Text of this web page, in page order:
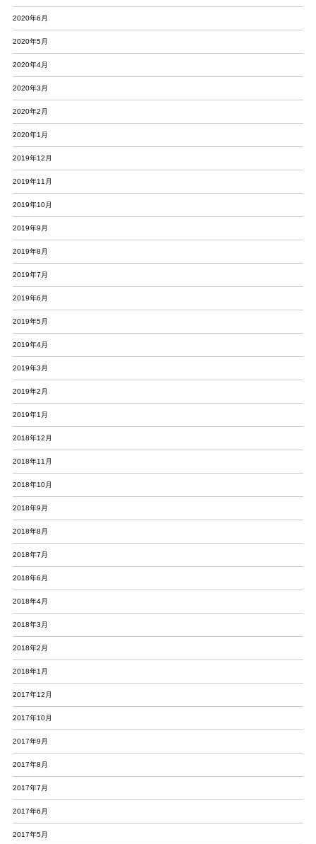
2020年6月
2020年5月
2020年4月
2020年3月
2020年2月
2020年1月
2019年12月
2019年11月
2019年10月
2019年9月
2019年8月
2019年7月
2019年6月
2019年5月
2019年4月
2019年3月
2019年2月
2019年1月
2018年12月
2018年11月
2018年10月
2018年9月
2018年8月
2018年7月
2018年6月
2018年4月
2018年3月
2018年2月
2018年1月
2017年12月
2017年10月
2017年9月
2017年8月
2017年7月
2017年6月
2017年5月